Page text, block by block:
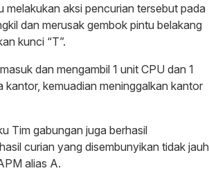
melakukan aksi pencurian tersebut pada
dan merusak gembok pintu belakang
kunci “T”.
dan mengambil 1 unit CPU dan 1
kemuadian meninggalkan kantor
Tim gabungan juga berhasil
curian yang disembunyikan tidak jauh
alias A.